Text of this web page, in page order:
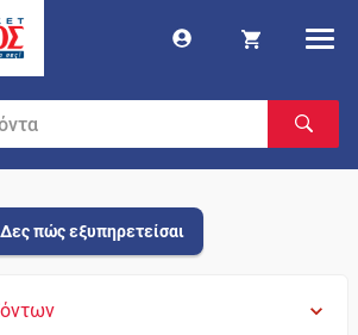
Δες πώς εξυπηρετείσαι